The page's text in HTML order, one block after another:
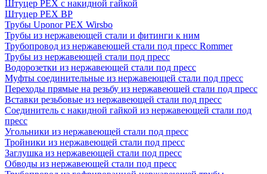
Штуцер PEX c накидной гайкой
Штуцер PEX ВР
Трубы Uponor PEX Wirsbo
Трубы из нержавеющей стали и фитинги к ним
Трубопровод из нержавеющей стали под пресс Rommer
Трубы из нержавеющей стали под пресс
Водорозетки из нержавеющей стали под пресс
Муфты соединительные из нержавеющей стали под пресс
Переходы прямые на резьбу из нержавеющей стали под пресс
Вставки резьбовые из нержавеющей стали под пресс
Соединитель с накидной гайкой из нержавеющей стали под
пресс
Угольники из нержавеющей стали под пресс
Тройники из нержавеющей стали под пресс
Заглушка из нержавеющей стали под пресс
Обводы из нержавеющей стали под пресс